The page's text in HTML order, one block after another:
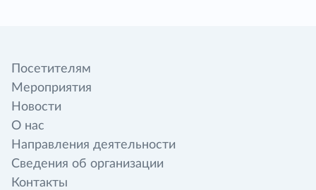
Посетителям
Мероприятия
Новости
О нас
Направления деятельности
Сведения об организации
Контакты